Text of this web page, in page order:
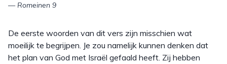
— Romeinen 9
De eerste woorden van dit vers zijn misschien wat
moeilijk te begrijpen. Je zou namelijk kunnen denken dat
het plan van God met Israël gefaald heeft. Zij hebben